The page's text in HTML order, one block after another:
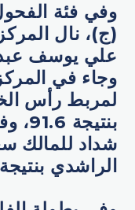
(ج)، نال
وجاء في
لمربط رأس
شداد للمالك
الراشدي بنتيجة 91.